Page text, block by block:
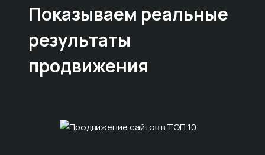
Показываем реальные
результаты
продвижения